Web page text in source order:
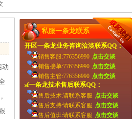
动
私服一条龙联系
开区一条龙业务咨询洽淡联系QQ：
销售客服:776356990 点击交谈
销售接单:776356990 点击交谈
销售主管:776356990 点击交谈
sf一条龙技术售后联系QQ：
售后技术:请联系客服 点击交谈
售后支持:请联系客服 点击交谈
售后值班:请联系客服 点击交谈